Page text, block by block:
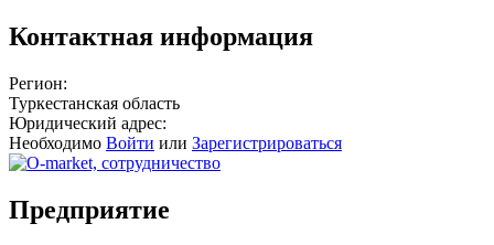
Контактная информация
Регион:
Туркестанская область
Юридический адрес:
Необходимо Войти или Зарегистрироваться
Предприятие